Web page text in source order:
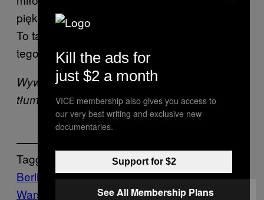
pięknego, ale potem nie bać się tego stracić.
To takie buddystyczne podejście. Ale oprócz
tego ma być spektakularne widowisko!
Wywiad przeprowadził Matern Boeselager,
tłum. Karolina Zajączkowska
Tagged:
Berlin
Bike
Wars
Pojedynek Rowery Sport
Kill the ads for
just $2 a month
VICE membership also gives you access to
our very best writing and exclusive new
documentaries.
Support for $2
See All Membership Plans